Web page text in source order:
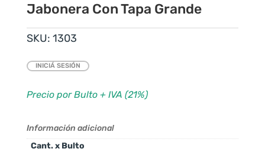
Jabonera Con Tapa Grande
SKU: 1303
INICIÁ SESIÓN
Precio por Bulto + IVA (21%)
Información adicional
Cant. x Bulto